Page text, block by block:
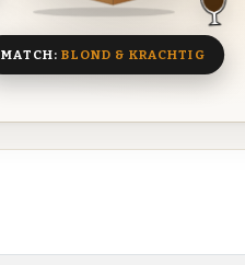
MATCH:BLOND & KRACHTIG